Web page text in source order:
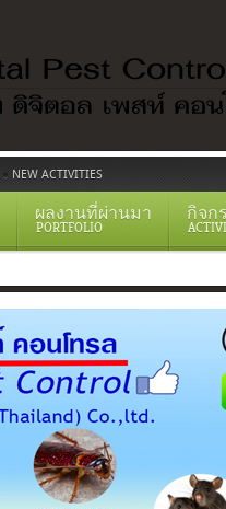
NEW ACTIVITIES
ผลงานที่ผ่านมา
PORTFOLIO
กิจก